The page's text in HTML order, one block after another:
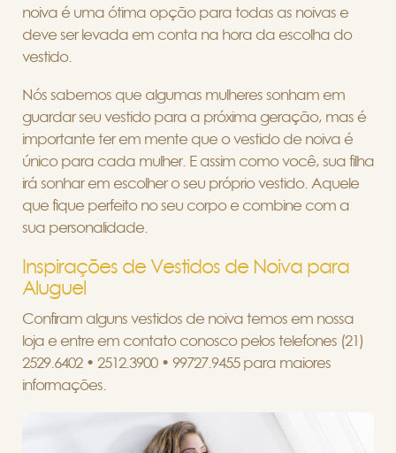
noiva é uma ótima opção para todas as noivas e
deve ser levada em conta na hora da escolha do
vestido.
Nós sabemos que algumas mulheres sonham em
guardar seu vestido para a próxima geração, mas é
importante ter em mente que o vestido de noiva é
único para cada mulher. E assim como você, sua filha
irá sonhar em escolher o seu próprio vestido. Aquele
que fique perfeito no seu corpo e combine com a
sua personalidade.
Inspirações de Vestidos de Noiva para
Aluguel
Confiram alguns vestidos de noiva temos em nossa
loja e entre em contato conosco pelos telefones (21)
2529.6402 • 2512.3900 • 99727.9455 para maiores
informações.